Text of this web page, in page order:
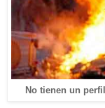
No tienen un